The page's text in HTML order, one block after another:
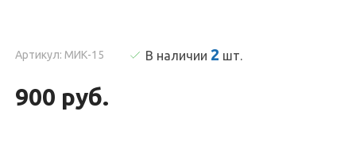
Артикул: МИК-15 В наличии 2 шт.
900 руб.